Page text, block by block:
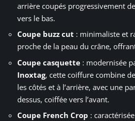
arrière coupés progressivement
vers le bas.
Coupe buzz cut : minimaliste et
proche de la peau du crâne,
Coupe casquette : modernisée
Inoxtag, cette coiffure combine
les côtés et à l’arrière, avec une
dessus, coiffée vers l’avant.
Coupe French Crop :